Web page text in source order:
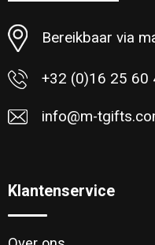
Bereikbaar via
+32 (0)16 25 60
info@m-
Klantenservice